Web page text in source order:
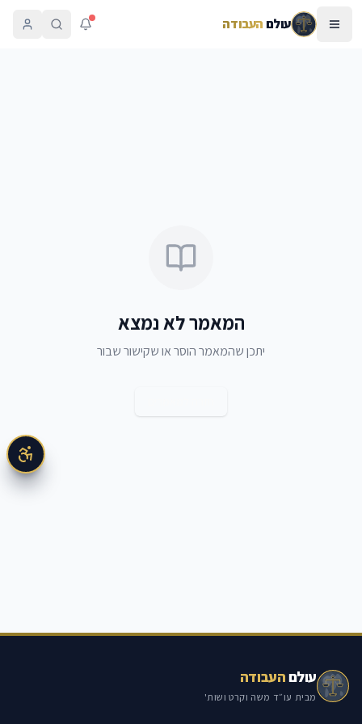
עולםהעבודה
המאמר לא נמצא
יתכן שהמאמר הוסר או שקישור שבור
עולםהעבודה
מבית עו״ד משה וקרט ושות'